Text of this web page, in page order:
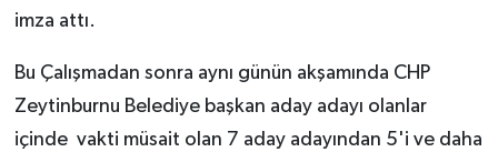
imza attı.
Bu Çalışmadan sonra aynı günün akşamında CHP
Zeytinburnu Belediye başkan aday adayı olanlar
içinde vakti müsait olan 7 aday adayından 5'i ve daha